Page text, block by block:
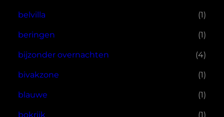
belvilla (1)
beringen (1)
bijzonder overnachten (4)
bivakzone (1)
blauwe (1)
bokrijk (1)